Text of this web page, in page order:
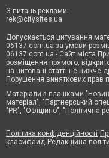
З питань реклами:
rek@citysites.ua
Допускається цитування
06137.com.ua за умови
06137.com.ua - Сайт міста
розміщення прямого,
на цитовані статті не нижче
Порушення виняткових прав
Матеріали з плашками
матеріал", "Партнерський
"PR", "Офіційно", "Політична
Політика конфіденційності
класифайд Редакційна